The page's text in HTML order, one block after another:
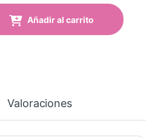
(724 Cobalt Blue) quantity
Añadir al carrito
Valoraciones